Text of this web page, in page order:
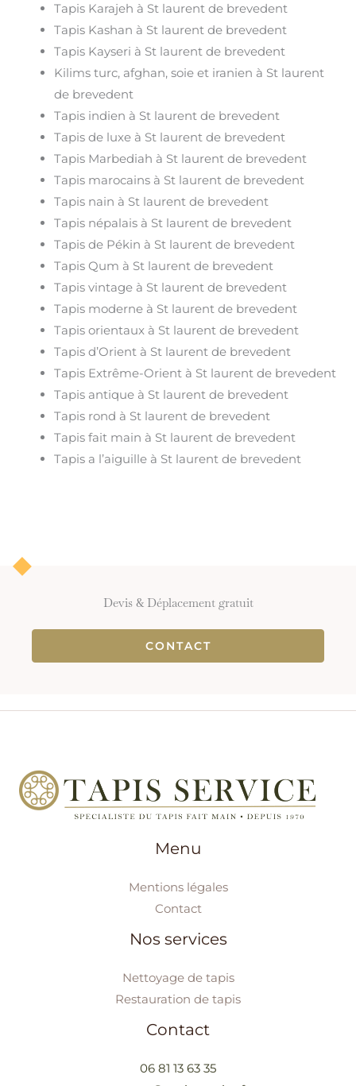
Tapis Karajeh à St laurent de brevedent
Tapis Kashan à St laurent de brevedent
Tapis Kayseri à St laurent de brevedent
Kilims turc, afghan, soie et iranien à St laurent
de brevedent
Tapis indien à St laurent de brevedent
Tapis de luxe à St laurent de brevedent
Tapis Marbediah à St laurent de brevedent
Tapis marocains à St laurent de brevedent
Tapis nain à St laurent de brevedent
Tapis népalais à St laurent de brevedent
Tapis de Pékin à St laurent de brevedent
Tapis Qum à St laurent de brevedent
Tapis vintage à St laurent de brevedent
Tapis moderne à St laurent de brevedent
Tapis orientaux à St laurent de brevedent
Tapis d’Orient à St laurent de brevedent
Tapis Extrême-Orient à St laurent de brevedent
Tapis antique à St laurent de brevedent
Tapis rond à St laurent de brevedent
Tapis fait main à St laurent de brevedent
Tapis a l’aiguille à St laurent de brevedent
Devis & Déplacement gratuit
CONTACT
Menu
Mentions légales
Contact
Nos services
Nettoyage de tapis
Restauration de tapis
Contact
06 81 13 63 35